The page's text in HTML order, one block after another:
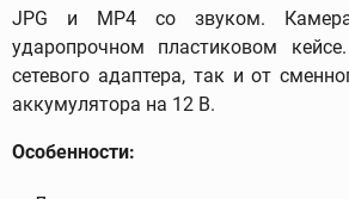
JPG и MP4 со звуком. Камера
ударопрочном пластиковом
сетевого адаптера, так и от
аккумулятора на 12 В.
Особенности: